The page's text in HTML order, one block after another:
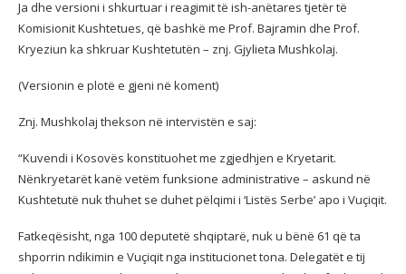
Ja dhe versioni i shkurtuar i reagimit të ish-anëtares tjetër të
Komisionit Kushtetues, që bashkë me Prof. Bajramin dhe Prof.
Kryeziun ka shkruar Kushtetutën – znj. Gjylieta Mushkolaj.
(Versionin e plotë e gjeni në koment)
Znj. Mushkolaj thekson në intervistën e saj:
“Kuvendi i Kosovës konstituohet me zgjedhjen e Kryetarit.
Nënkryetarët kanë vetëm funksione administrative – askund në
Kushtetutë nuk thuhet se duhet pëlqimi i ‘Listës Serbe’ apo i Vuçiqit.
Fatkeqësisht, nga 100 deputetë shqiptarë, nuk u bënë 61 që ta
shporrin ndikimin e Vuçiqit nga institucionet tona. Delegatët e tij